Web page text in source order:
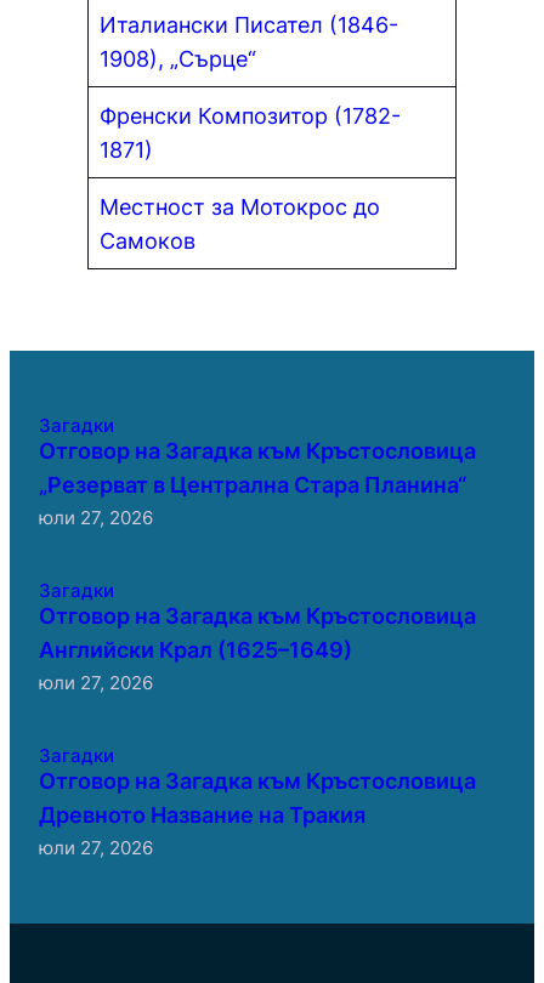
Италиански Писател (1846-
1908), „Сърце“
Френски Композитор (1782-
1871)
Местност за Мотокрос до
Самоков
Загадки
Отговор на Загадка към Кръстословица
„Резерват в Централна Стара Планина“
юли 27, 2026
Загадки
Отговор на Загадка към Кръстословица
Английски Крал (1625–1649)
юли 27, 2026
Загадки
Отговор на Загадка към Кръстословица
Древното Название на Тракия
юли 27, 2026